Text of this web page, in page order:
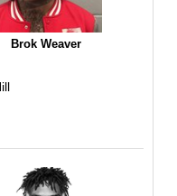
Brok Weaver